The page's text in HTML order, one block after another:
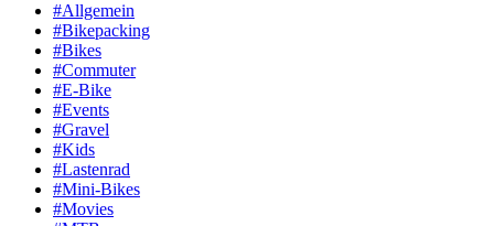
#Allgemein
#Bikepacking
#Bikes
#Commuter
#E-Bike
#Events
#Gravel
#Kids
#Lastenrad
#Mini-Bikes
#Movies